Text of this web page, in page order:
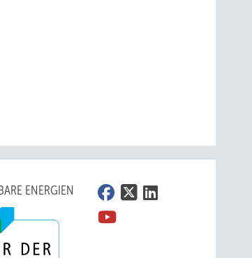
ENERGIEN